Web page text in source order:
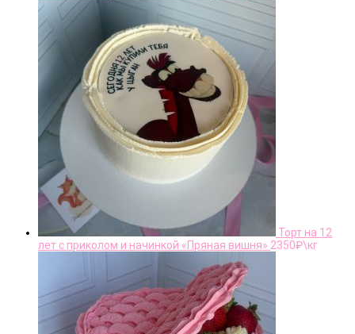
Торт на 12
лет с приколом и начинкой «Пряная вишня» 2350₽\кг